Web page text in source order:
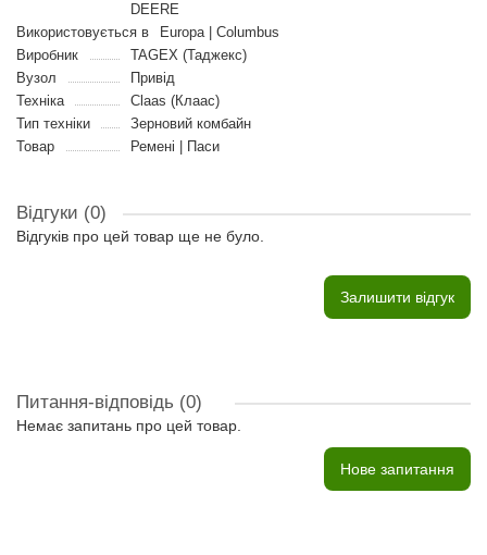
DEERE
Використовується в
Europa | Columbus
Виробник
TAGEX (Таджекс)
Вузол
Привід
Техніка
Claas (Клаас)
Тип техніки
Зерновий комбайн
Товар
Ремені | Паси
Відгуки (0)
Відгуків про цей товар ще не було.
Залишити відгук
Питання-відповідь (0)
Немає запитань про цей товар.
Нове запитання